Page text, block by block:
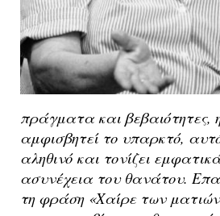
πράγματα και βεβαιότητες,
αμφισβητεί το υπαρκτό,
αληθινό και τονίζει
ασυνέχεια του θανάτου.
τη φράση «Χαίρε των